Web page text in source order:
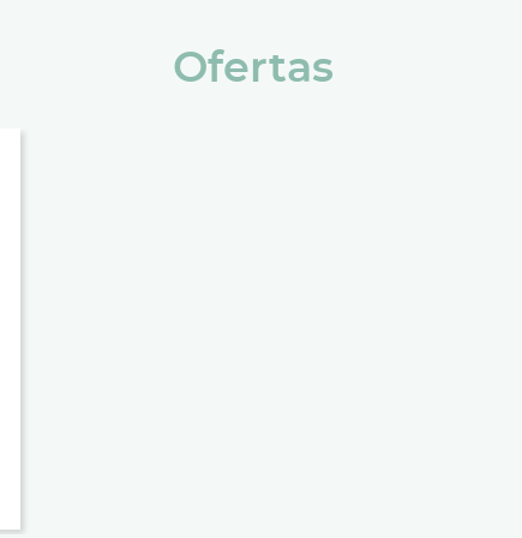
Ofertas
DIRECTAMENTE Y LLÉVATE SIEMPRE UN 10% DE